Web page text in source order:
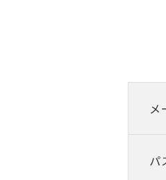
メ
パ